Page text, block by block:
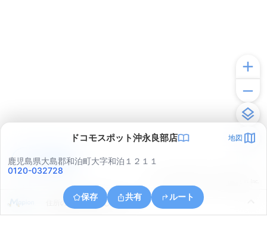
ドコモスポット沖永良部店 地図
鹿児島県大島郡和泊町大字和泊１２１１
0120-032728
保存 共有 ルート
住所の取得に失敗しました
アプリで見る